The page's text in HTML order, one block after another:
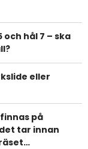
hål 7 – ska
eller
på
tar innan